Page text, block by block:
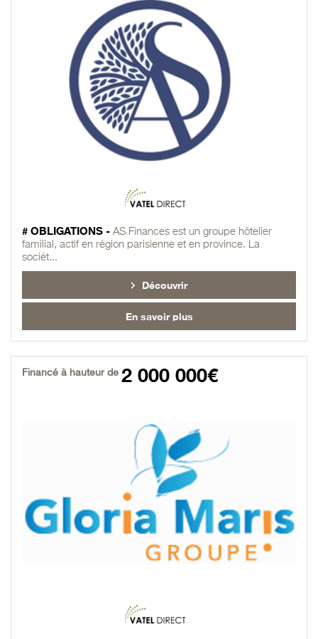
# OBLIGATIONS - AS Finances est un groupe hôtelier
familial, actif en région parisienne et en province. La
sociét...
Découvrir
En savoir plus
Financé à hauteur de 2 000 000€